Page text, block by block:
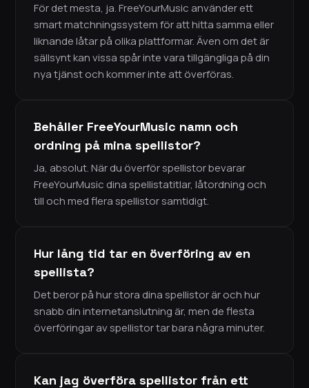
För det mesta, ja. FreeYourMusic använder ett
smart matchningssystem för att hitta samma eller
liknande låtar på olika plattformar. Även om det är
sällsynt kan vissa spår inte vara tillgängliga på din
nya tjänst och kommer inte att överföras.
Behåller FreeYourMusic namn och
ordning på mina spellistor?
Ja, absolut. När du överför spellistor bevarar
FreeYourMusic dina spellistatitlar, låtordning och
till och med flera spellistor samtidigt.
Hur lång tid tar en överföring av en
spellista?
Det beror på hur stora dina spellistor är och hur
snabb din internetanslutning är, men de flesta
överföringar av spellistor tar bara några minuter.
Kan jag överföra spellistor från ett